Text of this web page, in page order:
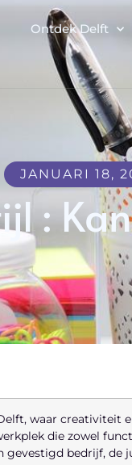
Ontdek Delft
JANUARI 18,
:
waar creativiteit
die zowel
gevestigd bedrijf, de